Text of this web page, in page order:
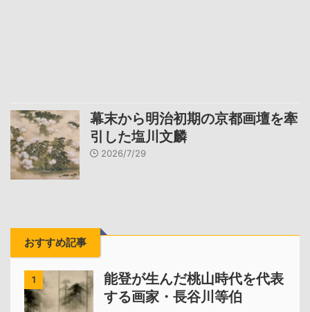
幕末から明治初期の京都画壇を牽
引した塩川文麟
2026/7/29
おすすめ記事
1
能登が生んだ桃山時代を代表
する画家・長谷川等伯